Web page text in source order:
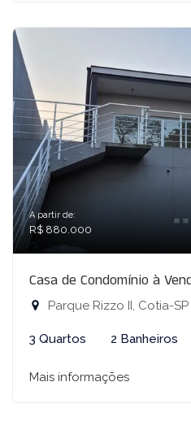
A partir de:
R$ 880.000
Casa de Condomínio à
Parque Rizzo II, Cotia-SP
3 Quartos 2 Banheiros
Mais informações